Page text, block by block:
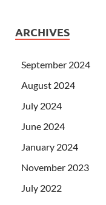
ARCHIVES
September 2024
August 2024
July 2024
June 2024
January 2024
November 2023
July 2022